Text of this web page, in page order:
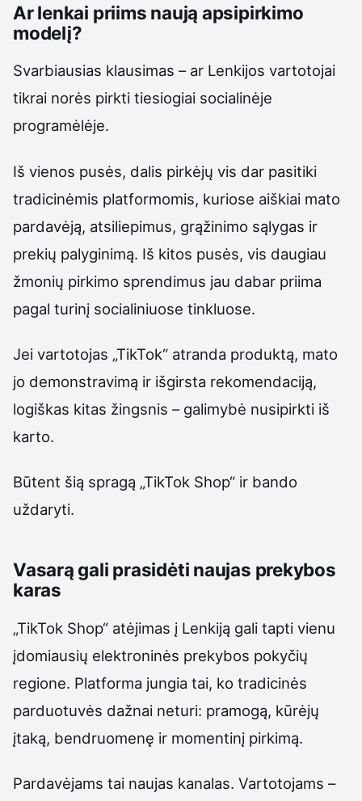
Ar lenkai priims naują apsipirkimo
modelį?
Svarbiausias klausimas – ar Lenkijos vartotojai
tikrai norės pirkti tiesiogiai socialinėje
programėlėje.
Iš vienos pusės, dalis pirkėjų vis dar pasitiki
tradicinėmis platformomis, kuriose aiškiai mato
pardavėją, atsiliepimus, grąžinimo sąlygas ir
prekių palyginimą. Iš kitos pusės, vis daugiau
žmonių pirkimo sprendimus jau dabar priima
pagal turinį socialiniuose tinkluose.
Jei vartotojas „TikTok“ atranda produktą, mato
jo demonstravimą ir išgirsta rekomendaciją,
logiškas kitas žingsnis – galimybė nusipirkti iš
karto.
Būtent šią spragą „TikTok Shop“ ir bando
uždaryti.
Vasarą gali prasidėti naujas prekybos
karas
„TikTok Shop“ atėjimas į Lenkiją gali tapti vienu
įdomiausių elektroninės prekybos pokyčių
regione. Platforma jungia tai, ko tradicinės
parduotuvės dažnai neturi: pramogą, kūrėjų
įtaką, bendruomenę ir momentinį pirkimą.
Pardavėjams tai naujas kanalas. Vartotojams –